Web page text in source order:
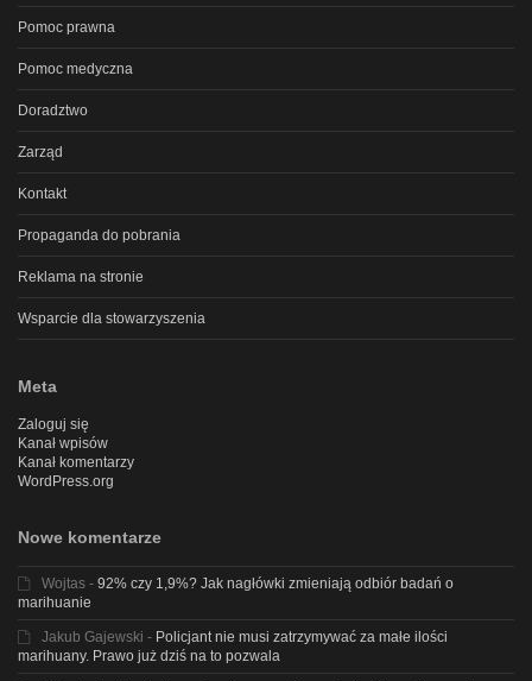
Pomoc prawna
Pomoc medyczna
Doradztwo
Zarząd
Kontakt
Propaganda do pobrania
Reklama na stronie
Wsparcie dla stowarzyszenia
Meta
Zaloguj się
Kanał wpisów
Kanał komentarzy
WordPress.org
Nowe komentarze
Wojtas - 92% czy 1,9%? Jak nagłówki zmieniają odbiór badań o
marihuanie
Jakub Gajewski - Policjant nie musi zatrzymywać za małe ilości
marihuany. Prawo już dziś na to pozwala